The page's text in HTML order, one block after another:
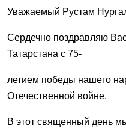
Уважаемый Рустам
Сердечно поздравляю
Татарстана с 75-
летием победы нашего
Отечественной войне.
В этот священный день